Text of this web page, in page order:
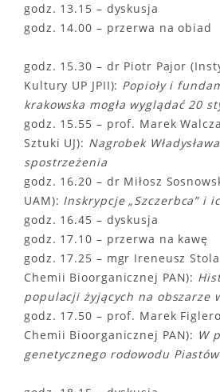
godz. 13.15 – dyskusja
godz. 14.00 – przerwa na obiad
godz. 15.30 – dr Piotr Pajor
Kultury UP JPII): Popioły i
krakowska mogła wyglądać 20
godz. 15.55 – prof. Marek
Sztuki UJ): Nagrobek
spostrzeżenia
godz. 16.20 – dr Miłosz
UAM): Inskrypcje „Szczerbca” i
godz. 16.45 – dyskusja
godz. 17.10 – przerwa na kawę
godz. 17.25 – mgr Ireneusz
Chemii Bioorganicznej PAN):
populacji żyjących na obszarze
godz. 17.50 – prof. Marek
Chemii Bioorganicznej PAN): W
genetycznego rodowodu Piastów